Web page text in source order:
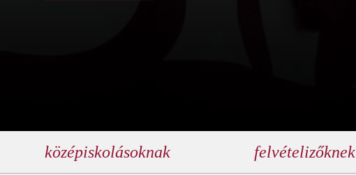
középiskolásoknak felvételizőknek